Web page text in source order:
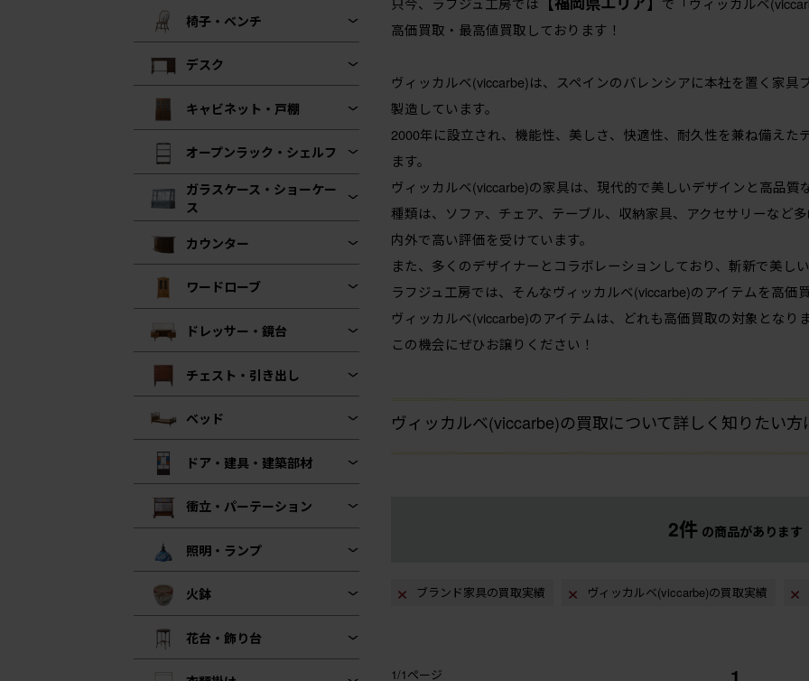
椅子・ベンチ
デスク
キャビネット・戸棚
オープンラック・シェルフ
ガラスケース・ショーケー
ス
カウンター
ワードローブ
ドレッサー・鏡台
チェスト・引き出し
ベッド
ドア・建具・建築部材
衝立・パーテーション
照明・ランプ
火鉢
花台・飾り台
高価買取・最高値買取しております！
ヴィッカルベ(viccarbe)は、スペインのバレンシアに本社を置く家
製造しています。
2000年に設立され、機能性、美しさ、快適性、耐久性を兼ね備えた
ます。
ヴィッカルベ(viccarbe)の家具は、現代的で美しいデザインと高品質
種類は、ソファ、チェア、テーブル、収納家具、アクセサリーなど
内外で高い評価を受けています。
また、多くのデザイナーとコラボレーションしており、斬新で美し
ラフジュ工房では、そんなヴィッカルベ(viccarbe)のアイテムを高価
ヴィッカルベ(viccarbe)のアイテムは、どれも高価買取の対象となりま
この機会にぜひお譲りください！
ヴィッカルベ(viccarbe)の買取について詳しく知りたい方
2件 の商品があります
ブランド家具の買取実績 ヴィッカルベ(viccarbe)の買取実績
1/1ページ 1